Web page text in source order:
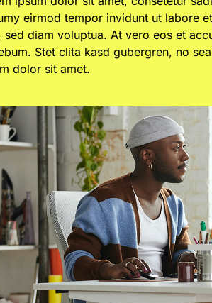
eirmod tempor invidunt ut labore
sed diam voluptua. At vero eos et
Stet clita kasd gubergren, no
dolor sit amet.